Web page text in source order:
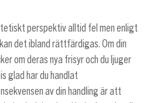
perspektiv alltid fel men enligt
det ibland rättfärdigas. Om din
om deras nya frisyr och du ljuger
glad har du handlat
av din handling är att